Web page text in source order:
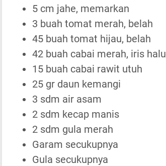
5 cm jahe, memarkan
3 buah tomat merah, belah
45 buah tomat hijau, belah
42 buah cabai merah, iris
15 buah cabai rawit utuh
25 gr daun kemangi
3 sdm air asam
2 sdm kecap manis
2 sdm gula merah
Garam secukupnya
Gula secukupnya